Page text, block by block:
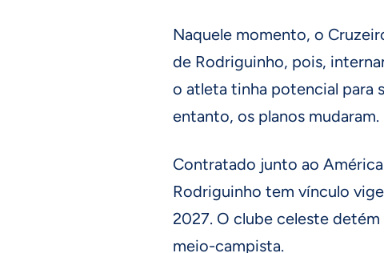
Naquele momento, o
de Rodriguinho, pois,
o atleta tinha potencial para
entanto, os planos mudaram.
Contratado junto ao
Rodriguinho tem vínculo
2027. O clube celeste
meio-campista.